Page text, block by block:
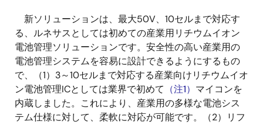
新ソリューションは、最大50V、10セルまで対応す
る、ルネサスとしては初めての産業用リチウムイオン
電池管理ソリューションです。安全性の高い産業用の
電池管理システムを容易に設計できるようにするもの
で、（1）3～10セルまで対応する産業向けリチウムイオ
ン電池管理ICとしては業界で初めて （注1） マイコンを
内蔵しました。これにより、産業用の多様な電池シス
テム仕様に対して、柔軟に対応が可能です。（2）リフ